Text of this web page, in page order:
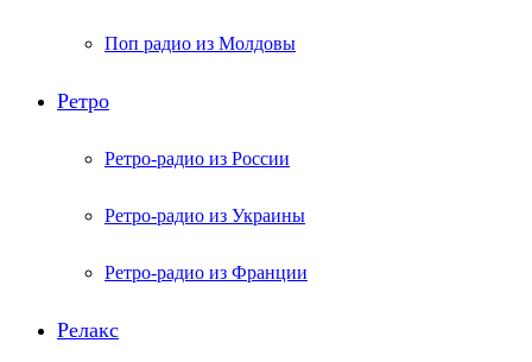
Поп радио из Молдовы
Ретро
Ретро-радио из России
Ретро-радио из Украины
Ретро-радио из Франции
Релакс